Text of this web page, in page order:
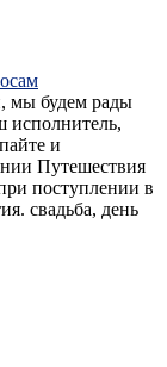
мы будем рады
исполнитель,
и
Путешествия
поступлении в
свадьба, день